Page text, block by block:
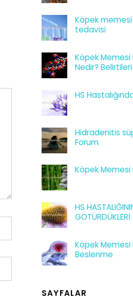
Köpek memesi
tedavisi
Köpek Memesi
Nedir?
HS
Hidradenitis
Forum
Köpek Memesi
HS
GÖTÜRDÜKLERİ
Köpek Memesi
Beslenme
SAYFALAR